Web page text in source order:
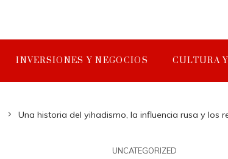
INVERSIONES Y NEGOCIOS CULTURA
Una historia del yihadismo, la influencia rusa y los
UNCATEGORIZED